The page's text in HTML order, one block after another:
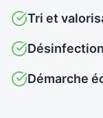
Tri et
Démarche